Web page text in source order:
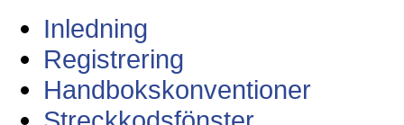
Inledning
Registrering
Handbokskonventioner